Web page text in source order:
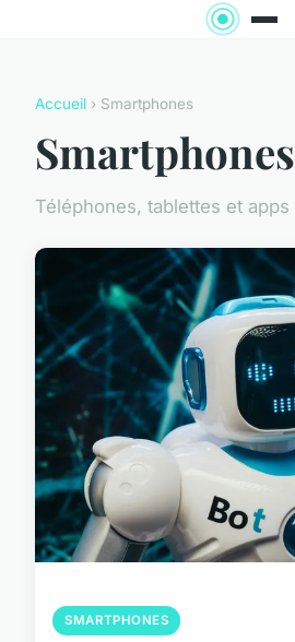
Accueil › Smartphones
Smartphones
Téléphones, tablettes et apps
SMARTPHONES